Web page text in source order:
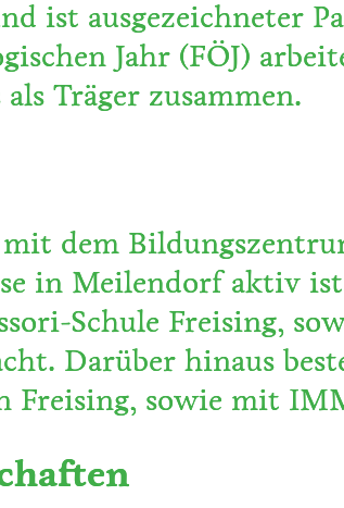
ist ausgezeichneter
Jahr (FÖJ)
Träger zusammen.
dem
in Meilendorf aktiv
Schule Freising,
Darüber hinaus
sowie mit